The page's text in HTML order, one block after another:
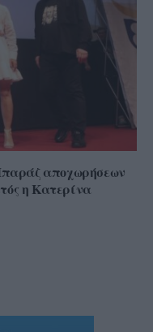
αποχωρήσεων
η Κατερίνα